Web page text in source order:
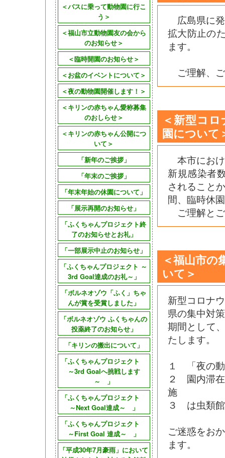
＜バスに乗って動物園に行こ
う＞
＜福山市立動物園友の会から
のお知らせ＞
＜臨時開園のお知らせ＞
＜お盆のイベントについて＞
＜夜の動物園開催します！＞
＜キリンの赤ちゃん愛称募集
のおしらせ＞
＜キリンの赤ちゃん公開につ
いて＞
「新年のご挨拶」
「年末のご挨拶」
「年末年始の休園について」
「展示再開のお知らせ」
「ふくちゃんプロジェクト終
了のお知らせとお礼」
「一部展示中止のお知らせ」
「ふくちゃんプロジェクト ～
3rd Goal達成のお礼～」
「ボルネオゾウ「ふく」ちゃ
んが賞を受賞しました」
「ボルネオゾウ ふくちゃんの
投薬終了のお知らせ」
「キリンの搬出について」
「ふくちゃんプロジェクト
～3rd Goalへ挑戦します
～ 」
「ふくちゃんプロジェクト
～Next Goal達成～ 」
「ふくちゃんプロジェクト
～First Goal 達成～ 」
「平成30年7月豪雨」において
広島県に
拡大防止の
ます。
ご理解、
＜新型コ
園について
本市にお
新規感染者
されること
間、臨時休
ご理解と
＜福山市の
いて＞
新型コロナ
県の集中対
期間として
たします。
１ 「夜の
２ 園内滞在
施
３ は虫類
ご迷惑をお
ます。